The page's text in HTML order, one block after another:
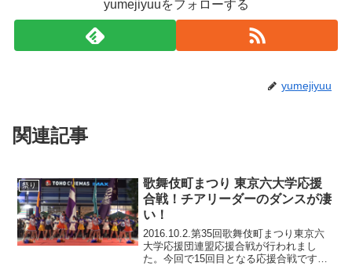
yumejiyuuをフォローする
yumejiyuu
関連記事
祭り
歌舞伎町まつり 東京六大学応援
合戦！チアリーダーのダンスが凄
い！
2016.10.2.第35回歌舞伎町まつり東京六
大学応援団連盟応援合戦が行われまし
た。今回で15回目となる応援合戦ですが